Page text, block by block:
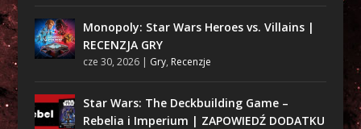
Monopoly: Star Wars Heroes vs. Villains |
RECENZJA GRY
cze 30, 2026| Gry, Recenzje
Star Wars: The Deckbuilding Game –
Rebelia i Imperium | ZAPOWIEDŹ DODATKU